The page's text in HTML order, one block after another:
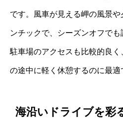
です。風車が見える岬の風景
ンチックで、シーズンオフでも
駐車場のアクセスも比較的良
の途中に軽く休憩するのに最適
海沿いドライブを彩